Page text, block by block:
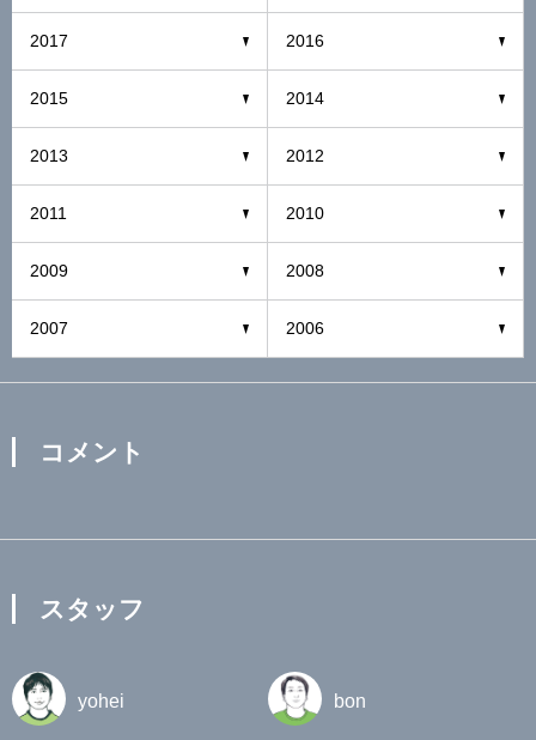
2017 2016
2015 2014
2013 2012
2011 2010
2009 2008
2007 2006
コメント
スタッフ
yohei bon